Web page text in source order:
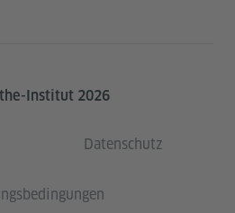
Institut 2026
Datenschutz